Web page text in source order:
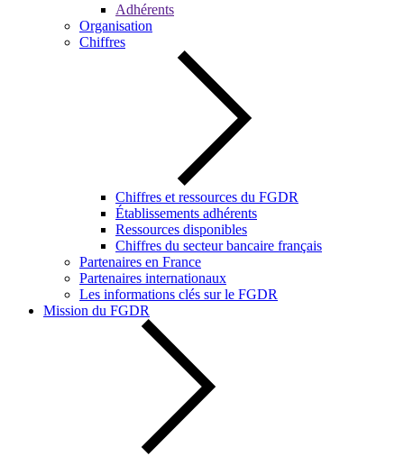
Adhérents
Organisation
Chiffres
Chiffres et ressources du FGDR
Établissements adhérents
Ressources disponibles
Chiffres du secteur bancaire français
Partenaires en France
Partenaires internationaux
Les informations clés sur le FGDR
Mission du FGDR